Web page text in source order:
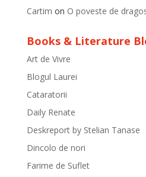
Cartim on O poveste de
Books & Literature
Art de Vivre
Blogul Laurei
Cataratorii
Daily Renate
Deskreport by Stelian Tanase
Dincolo de nori
Farime de Suflet